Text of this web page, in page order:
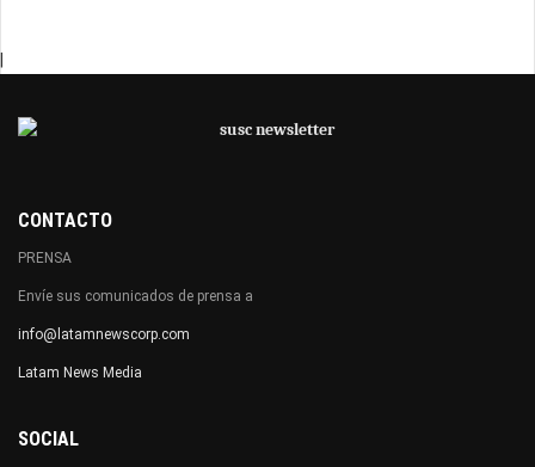
CONTACTO
PRENSA
Envíe sus comunicados de prensa a
info@latamnewscorp.com
Latam News Media
SOCIAL